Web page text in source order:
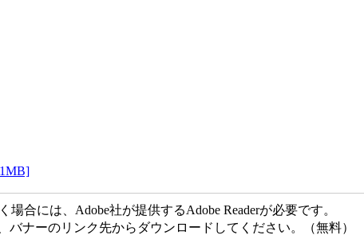
合には、Adobe社が提供するAdobe Readerが必要です。
バナーのリンク先からダウンロードしてください。（無料）